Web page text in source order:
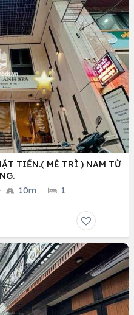
TIỀN.( MỄ TRÌ ) NAM TỪ
· 10m · 1